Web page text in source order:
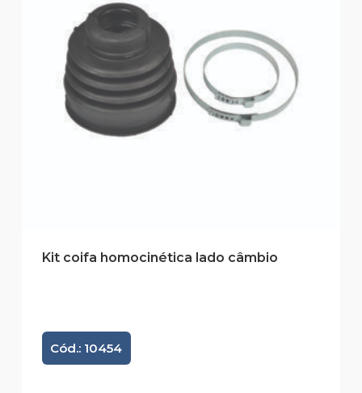
Kit coifa homocinética lado câmbio
Cód.: 10454